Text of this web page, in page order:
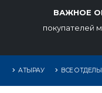
ВАЖНОЕ
покупателей
АТЫРАУ ВСЕ ОТДЕЛЫ